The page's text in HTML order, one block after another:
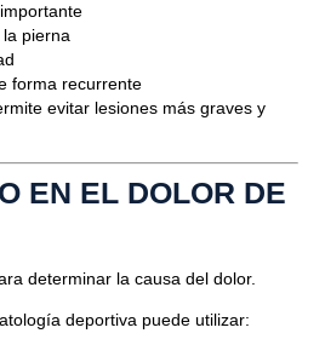
pierna
forma recurrente
evitar lesiones más graves y
EN EL DOLOR DE
determinar la causa del dolor.
deportiva puede utilizar: